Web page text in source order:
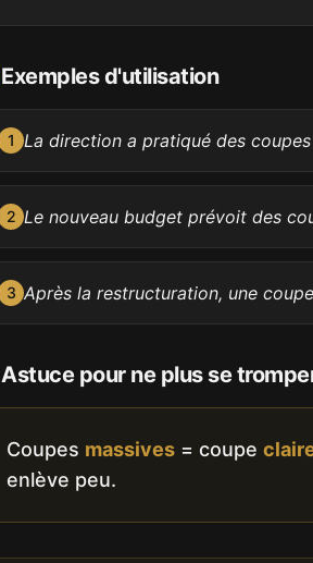
Exemples d'utilisation
1 La direction a pratiqué des
2 Le nouveau budget prévoit des
3 Après la restructuration, une
Astuce pour ne plus se
Coupes massives = coupe
enlève peu.